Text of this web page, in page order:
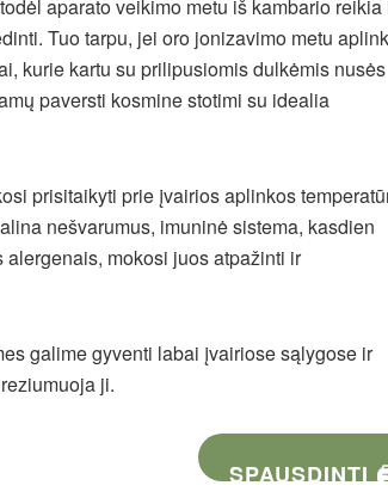
aparato veikimo metu iš kambario reikia
Tuo tarpu, jei oro jonizavimo metu
kurie kartu su prilipusiomis dulkėmis nusės
paversti kosmine stotimi su idealia
prisitaikyti prie įvairios aplinkos
nešvarumus, imuninė sistema, kasdien
mokosi juos atpažinti ir
galime gyventi labai įvairiose sąlygose ir
ji.
SPAUSDINTI